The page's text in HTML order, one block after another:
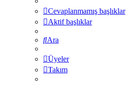
Cevaplanmamış başlıklar
Aktif başlıklar
Ara
Üyeler
Takım